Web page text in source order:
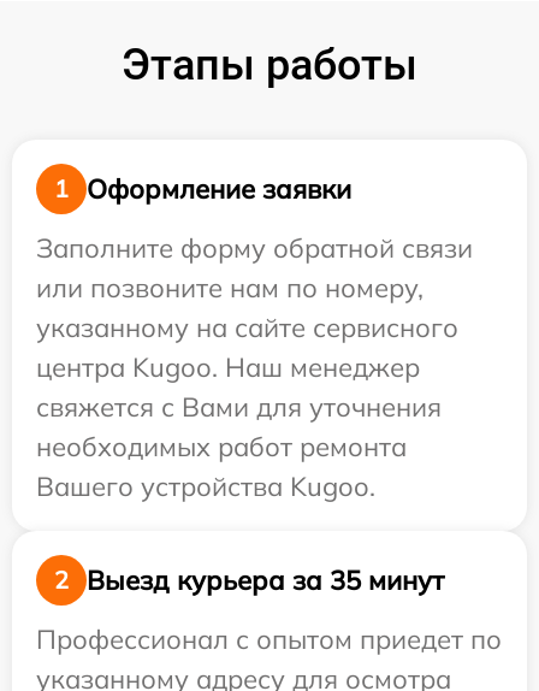
Этапы работы
1
Оформление заявки
Заполните форму обратной связи
или позвоните нам по номеру,
указанному на сайте сервисного
центра Kugoo. Наш менеджер
свяжется с Вами для уточнения
необходимых работ ремонта
Вашего устройства Kugoo.
2
Выезд курьера за 35 минут
Профессионал с опытом приедет по
указанному адресу для осмотра